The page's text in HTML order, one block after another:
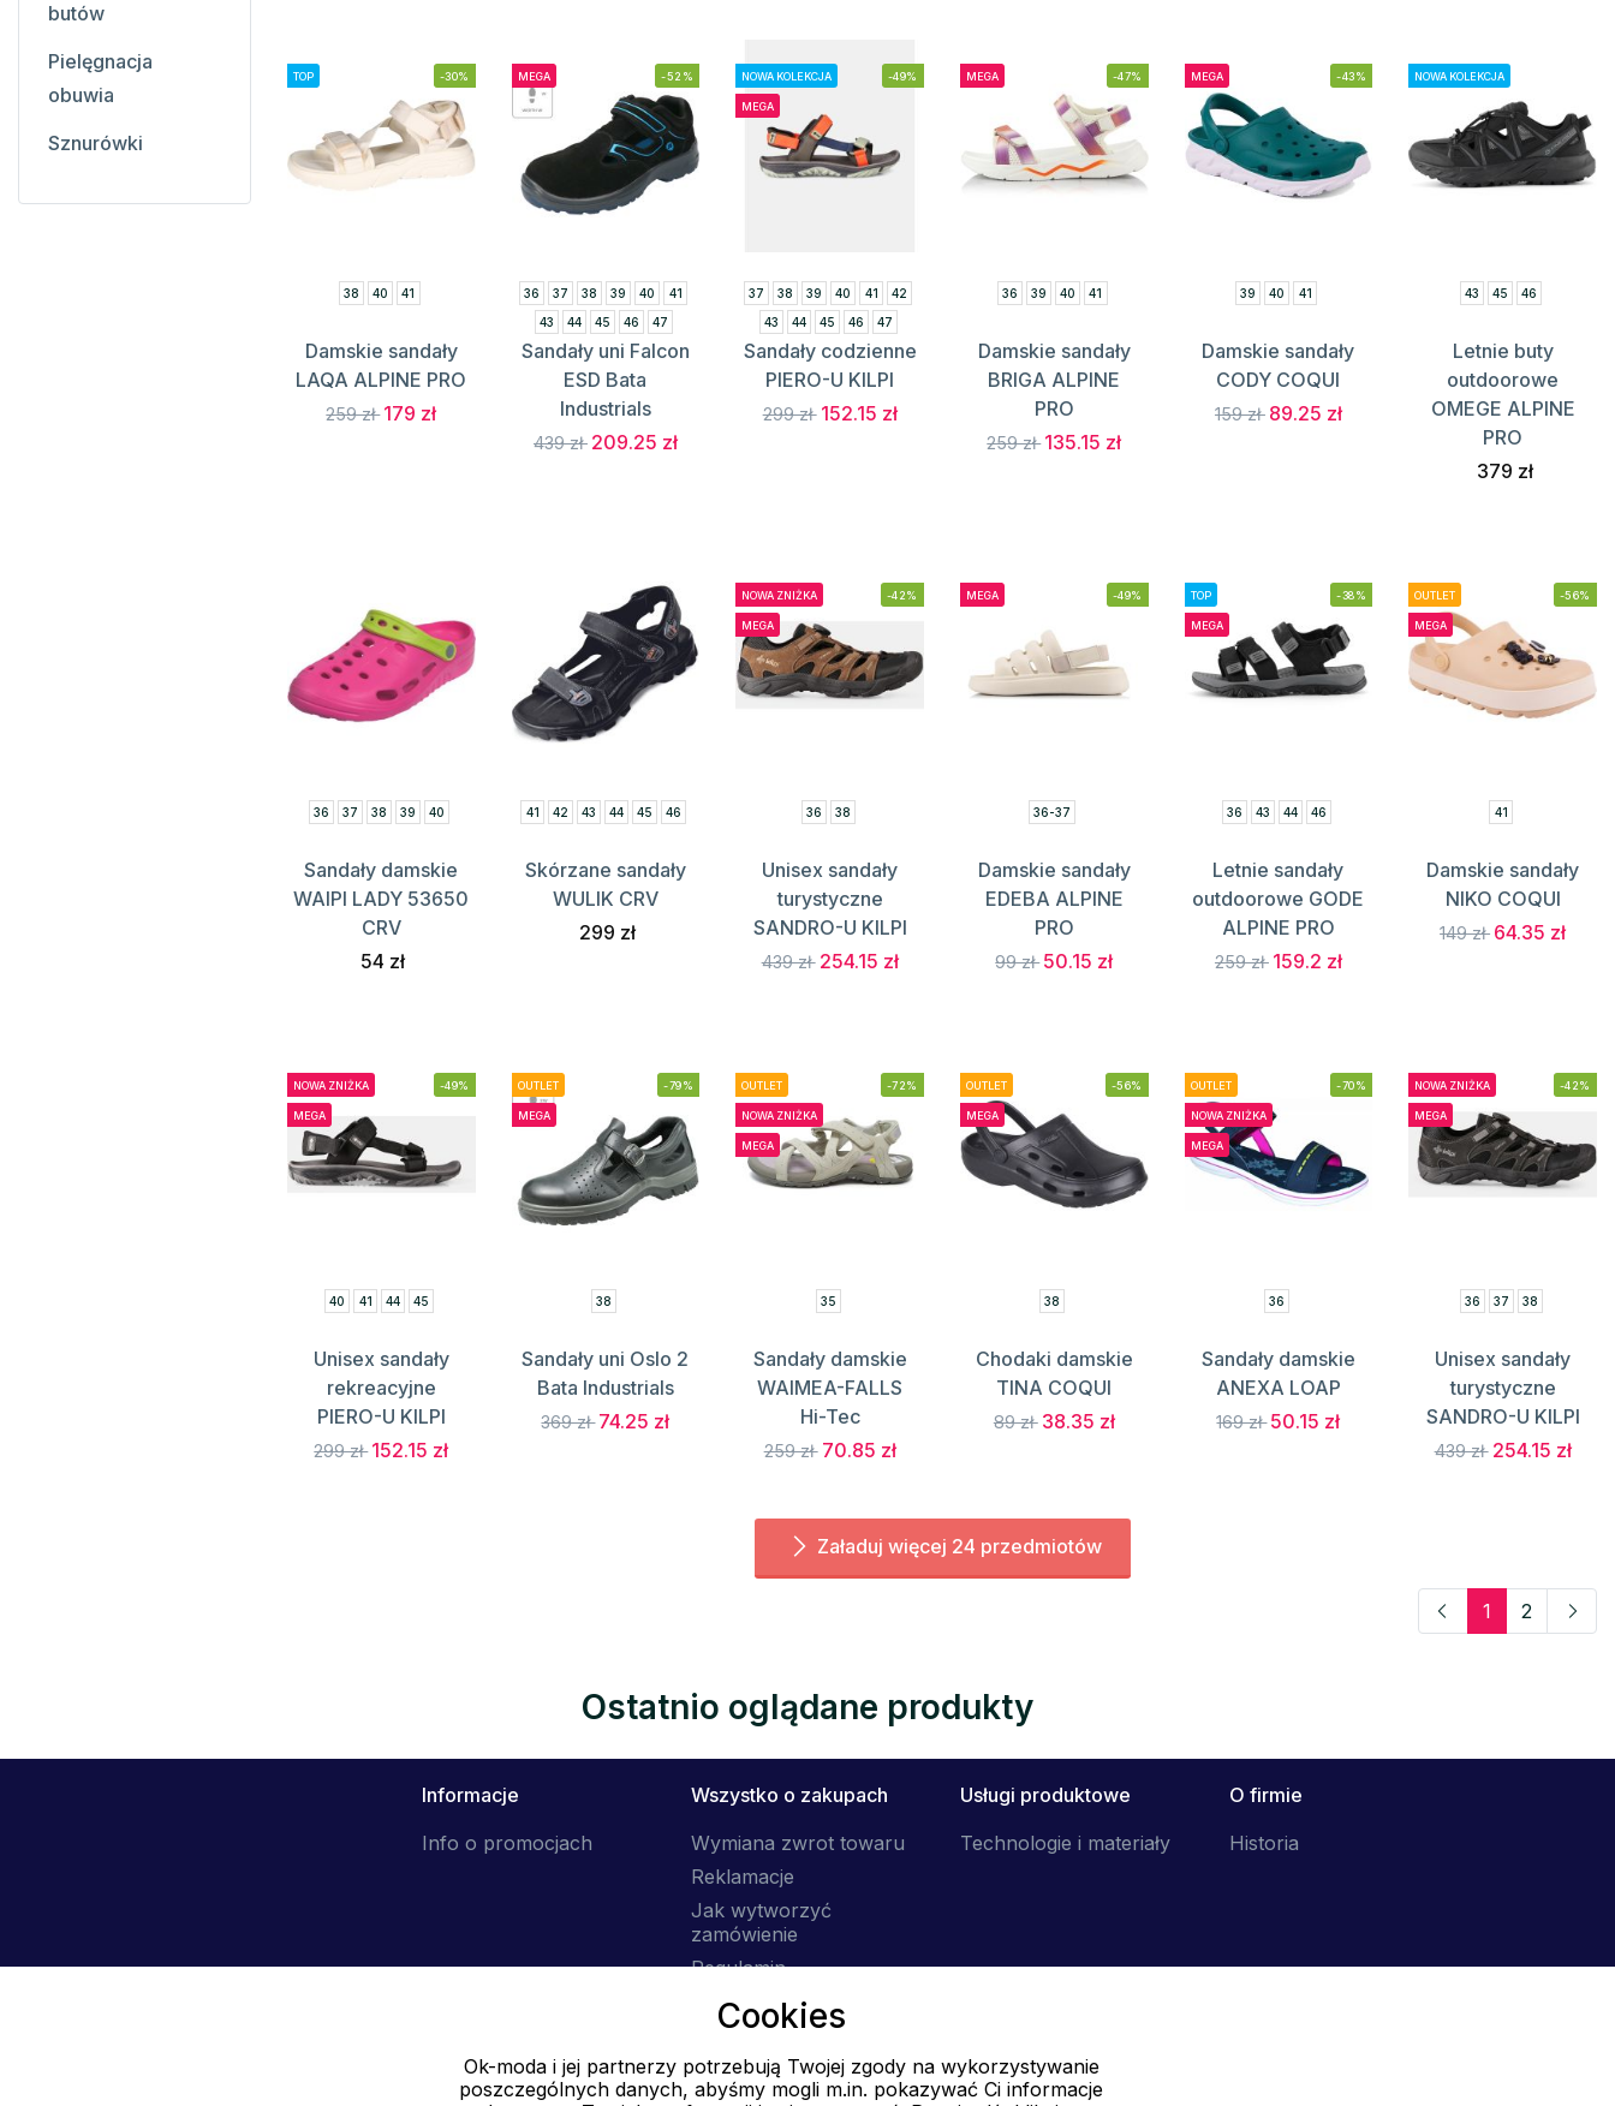
TOP -30%
38 40 41
Damskie sandały
LAQA ALPINE PRO
259 zł 179 zł
MEGA -52%
36 37 38 39 40
41
43
44 45 46 47
Sandały uni Falcon
ESD Bata
Industrials
439 zł 209.25 zł
NOWA KOLEKCJA
MEGA
-49%
37 38 39 40 41
42
43
44 45 46 47
Sandały codzienne
PIERO-U KILPI
299 zł 152.15 zł
MEGA -47%
36 39 40 41
Damskie sandały
BRIGA ALPINE
PRO
259 zł 135.15 zł
MEGA -43%
39 40 41
Damskie sandały
CODY COQUI
159 zł 89.25 zł
NOWA KOLEKCJA
43 45 46
Letnie buty
outdoorowe
OMEGE ALPINE
PRO
379 zł
36 37 38 39 40
Sandały damskie
WAIPI LADY 53650
CRV
54 zł
41 42 43 44 45 46
Skórzane sandały
WULIK CRV
299 zł
NOWA ZNIŻKA
MEGA
-42%
36 38
Unisex sandały
turystyczne
SANDRO-U KILPI
439 zł 254.15 zł
MEGA -49%
36-37
Damskie sandały
EDEBA ALPINE
PRO
99 zł 50.15 zł
TOP
MEGA
-38%
36 43 44 46
Letnie sandały
outdoorowe GODE
ALPINE PRO
259 zł 159.2 zł
OUTLET
MEGA
-56%
41
Damskie sandały
NIKO COQUI
149 zł 64.35 zł
NOWA ZNIŻKA
MEGA
-49%
40 41 44 45
Unisex sandały
rekreacyjne
PIERO-U KILPI
299 zł 152.15 zł
OUTLET
MEGA
-79%
38
Sandały uni Oslo 2
Bata Industrials
369 zł 74.25 zł
OUTLET
NOWA ZNIŻKA
MEGA
-72%
35
Sandały damskie
WAIMEA-FALLS
Hi-Tec
259 zł 70.85 zł
OUTLET
MEGA
-56%
38
Chodaki damskie
TINA COQUI
89 zł 38.35 zł
OUTLET
NOWA ZNIŻKA
MEGA
-70%
36
Sandały damskie
ANEXA LOAP
169 zł 50.15 zł
NOWA ZNIŻKA
MEGA
-42%
36 37 38
Unisex sandały
turystyczne
SANDRO-U KILPI
439 zł 254.15 zł
Załaduj więcej 24 przedmiotów
1 2
butów
Pielęgnacja
obuwia
Sznurówki
Ostatnio oglądane produkty
Informacje
Info o promocjach
Wszystko o zakupach
Wymiana zwrot towaru
Reklamacje
Jak wytworzyć
zamówienie
Regulamin
Dostawa
Usługi produktowe
Technologie i materiały
O firmie
Historia
E-mail
Cookies
Ok-moda i jej partnerzy potrzebują Twojej zgody na wykorzystywanie
poszczególnych danych, abyśmy mogli m.in. pokazywać Ci informacje